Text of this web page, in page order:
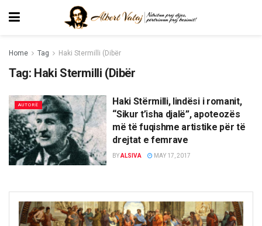
Home Tag Haki Stermilli (Dibër
Tag: Haki Stermilli (Dibër
AUTORË
Haki Stërmilli, lindësi i romanit,
“Sikur t’isha djalë”, apoteozës
më të fuqishme artistike për të
drejtat e femrave
BYALSIVA MAY 17, 2017